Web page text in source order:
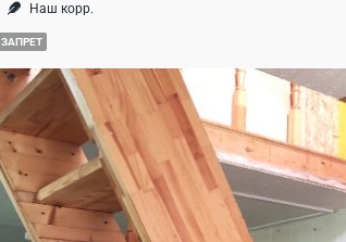
Наш корр.
ЗАПРЕТ